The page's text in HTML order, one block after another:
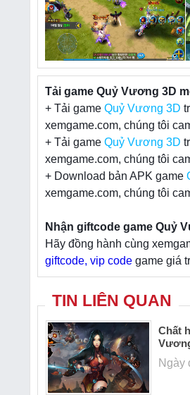
Tải game Quỷ Vương 3D
+ Tải game Quỷ Vương 3D
xemgame.com, chúng tôi
+ Tải game Quỷ Vương 3D
xemgame.com, chúng tôi
+ Download bản APK game
xemgame.com, chúng tôi
Nhận giftcode game Quỷ
Hãy đồng hành cùng
giftcode, vip code game giá
TIN LIÊN QUAN
Chất
Ngày